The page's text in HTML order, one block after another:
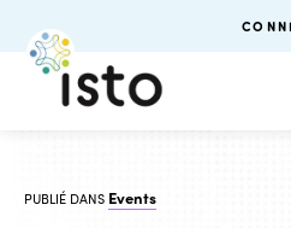
PUBLIÉ DANS Events